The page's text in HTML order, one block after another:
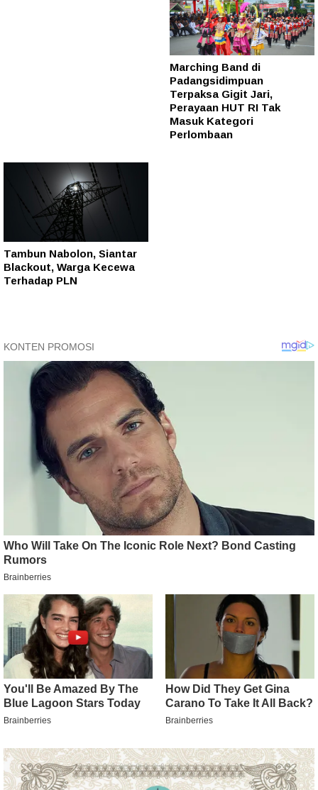
Marching Band di
Padangsidimpuan
Terpaksa Gigit Jari,
Perayaan HUT RI Tak
Masuk Kategori
Perlombaan
Tambun Nabolon, Siantar
Blackout, Warga Kecewa
Terhadap PLN